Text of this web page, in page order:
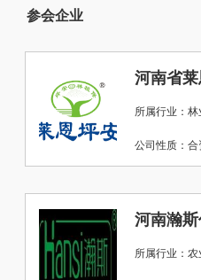
参会企业
河南省
所属行业：林
公司性质
河南瀚
所属行业：农